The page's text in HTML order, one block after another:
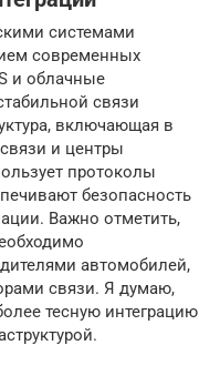
системами
современных
и облачные
связи
включающая в
и центры
протоколы
безопасность
Важно отметить,
автомобилей,
связи. Я думаю,
тесную интеграцию